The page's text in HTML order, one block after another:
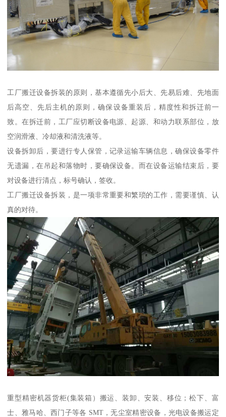
工厂搬迁设备拆装的原则，基本遵循先小后大、先易后难、先地面
后高空、先后主机的原则，确保设备重装后，精度性和拆迁前一
致。在拆迁前，工厂应切断设备电源、起源、和动力联系部位，放
空润滑液、冷却液和清洗液等。
设备拆卸后，要进行专人保管，记录运输车辆信息，确保设备零件
无遗漏，在吊起和落物时，要确保设备。而在设备运输结束后，要
对设备进行清点，标号确认，签收。
工厂搬迁设备拆装，是一项非常重要和繁琐的工作，需要谨慎、认
真的对待。
重型精密机器货柜(集装箱）搬运、装卸、安装、移位；松下、富
士、雅马哈、西门子等各 SMT，无尘室精密设备，光电设备搬运定